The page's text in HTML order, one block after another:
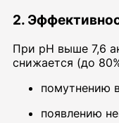
2.
При pH выше 7,6
снижается (до
помутнению
появлению